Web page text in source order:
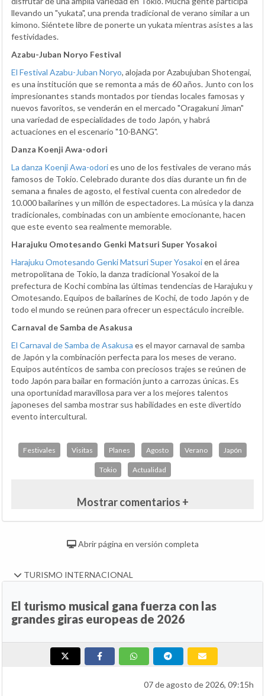
llevando un "yukata", una prenda tradicional de verano similar a un
kimono. Siéntete libre de ponerte un yukata mientras asistes a las
festividades.
Azabu-Juban Noryo Festival
El Festival Azabu-Juban Noryo, alojada por Azabujuban Shotengai,
es una institución que se remonta a más de 60 años. Junto con los
impresionantes stands montados por tiendas locales famosas y
nuevos favoritos, se venderán en el mercado "Oragakuni Jiman"
una variedad de especialidades de todo Japón, y habrá
actuaciones en el escenario "10-BANG".
Danza Koenji Awa-odori
La danza Koenji Awa-odories uno de los festivales de verano más
famosos de Tokio. Celebrado durante dos días durante un fin de
semana a finales de agosto, el festival cuenta con alrededor de
10.000 bailarines y un millón de espectadores. La música y la danza
tradicionales, combinadas con un ambiente emocionante, hacen
que este evento sea realmente memorable.
Harajuku Omotesando Genki Matsuri Super Yosakoi
Harajuku Omotesando Genki Matsuri Super Yosakoien el área
metropolitana de Tokio, la danza tradicional Yosakoi de la
prefectura de Kochi combina las últimas tendencias de Harajuku y
Omotesando. Equipos de bailarines de Kochi, de todo Japón y de
todo el mundo se reúnen para ofrecer un espectáculo increíble.
Carnaval de Samba de Asakusa
El Carnaval de Samba de Asakusa es el mayor carnaval de samba
de Japón y la combinación perfecta para los meses de verano.
Equipos auténticos de samba con preciosos trajes se reúnen de
todo Japón para bailar en formación junto a carrozas únicas. Es
una oportunidad maravillosa para ver a los mejores talentos
japoneses del samba mostrar sus habilidades en este divertido
evento intercultural.
Festivales Visitas Planes Agosto Verano Japón
Tokio Actualidad
Mostrar comentarios +
Abrir página en versión completa
TURISMO INTERNACIONAL
El turismo musical gana fuerza con las
grandes giras europeas de 2026
07 de agosto de 2026, 09:15h